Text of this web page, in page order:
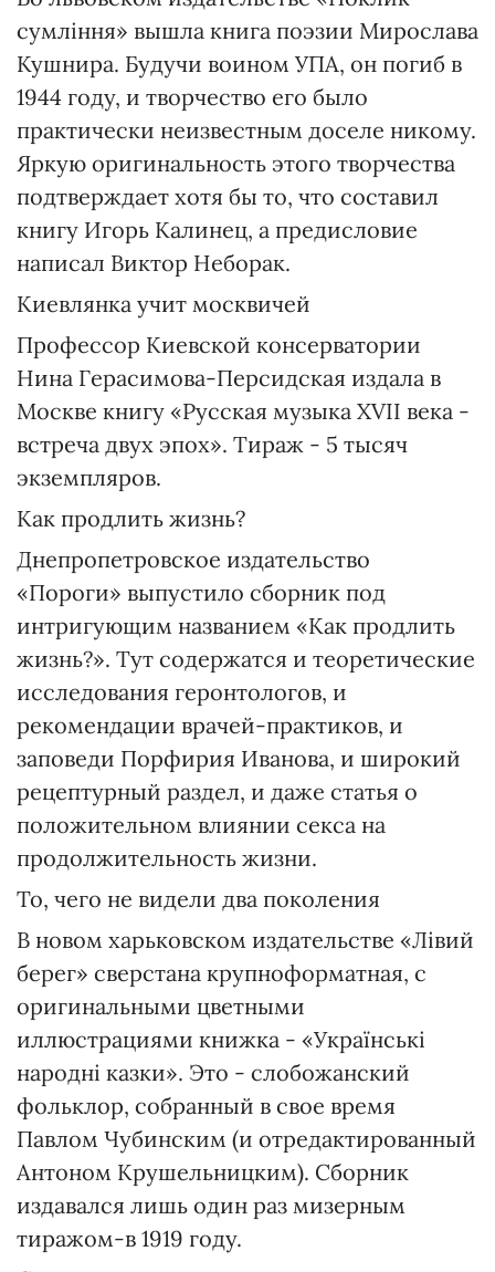
сумління» вышла книга поэзии Мирослава
Кушнира. Будучи воином УПА, он погиб в
1944 году, и творчество его было
практически неизвестным доселе никому.
Яркую оригинальность этого творчества
подтверждает хотя бы то, что составил
книгу Игорь Калинец, а предисловие
написал Виктор Неборак.
Киевлянка учит москвичей
Профессор Киевской консерватории
Нина Герасимова-Персидская издала в
Москве книгу «Русская музыка XVII века -
встреча двух эпох». Тираж - 5 тысяч
экземпляров.
Как продлить жизнь?
Днепропетровское издательство
«Пороги» выпустило сборник под
интригующим названием «Как продлить
жизнь?». Тут содержатся и теоретические
исследования геронтологов, и
рекомендации врачей-практиков, и
заповеди Порфирия Иванова, и широкий
рецептурный раздел, и даже статья о
положительном влиянии секса на
продолжительность жизни.
То, чего не видели два поколения
В новом харьковском издательстве «Лівий
берег» сверстана крупноформатная, с
оригинальными цветными
иллюстрациями книжка - «Українські
народні казки». Это - слобожанский
фольклор, собранный в свое время
Павлом Чубинским (и отредактированный
Антоном Крушельницким). Сборник
издавался лишь один раз мизерным
тиражом-в 1919 году.